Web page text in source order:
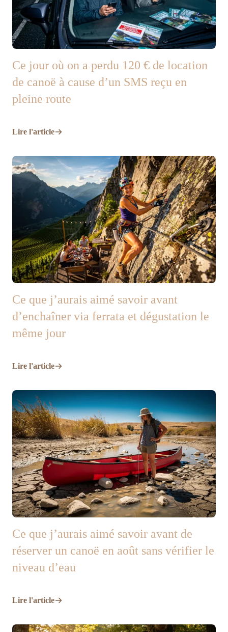
Ce jour où on a perdu 120 € de location
de canoë à cause d’un SMS reçu en
pleine route
Lire l'article
Ce que j’aurais aimé savoir avant
d’enchaîner via ferrata et dégustation le
même jour
Lire l'article
Ce que j’aurais aimé savoir avant de
réserver un canoë en août sans vérifier le
niveau d’eau
Lire l'article